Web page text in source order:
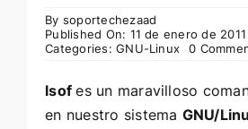
By soportechezaad
Published On: 11 de enero de 2011
Categories:GNU-Linux 0
lsofes un maravilloso
en nuestro sistema GNU/